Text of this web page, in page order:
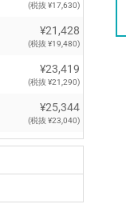
(税抜 ¥17,630)
¥21,428
(税抜 ¥19,480)
¥23,419
(税抜 ¥21,290)
¥25,344
(税抜 ¥23,040)
¥27,390